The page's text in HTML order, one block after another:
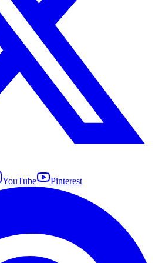
YouTube Pinterest